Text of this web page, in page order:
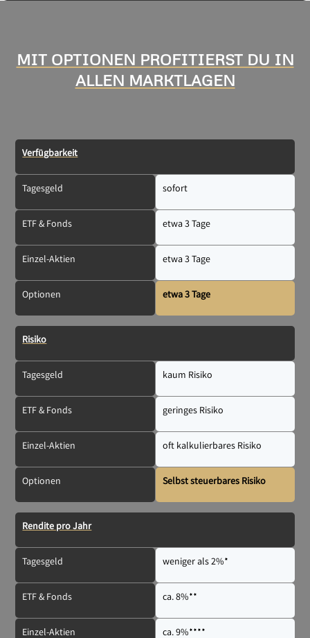
MIT OPTIONEN PROFITIERST DU IN
ALLEN MARKTLAGEN
Tagesgeld
ETF & Fonds
Einzel-Aktien
Optionen
Verfügbarkeit
sofort
etwa 3 Tage
etwa 3 Tage
etwa 3 Tage
Tagesgeld
ETF & Fonds
Einzel-Aktien
Optionen
Risiko
kaum Risiko
geringes Risiko
oft kalkulierbares Risiko
Selbst steuerbares Risiko
Tagesgeld
ETF & Fonds
Einzel-Aktien
Rendite pro Jahr
weniger als 2%*
ca. 8%**
ca. 9%****